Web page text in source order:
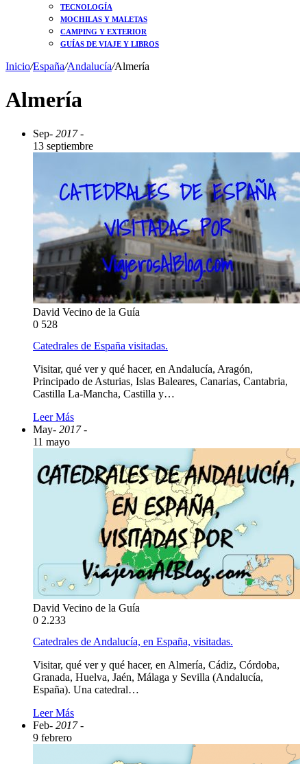
TECNOLOGÍA
MOCHILAS Y MALETAS
CAMPING Y EXTERIOR
GUÍAS DE VIAJE Y LIBROS
Inicio/España/Andalucía/Almería
Almería
Sep- 2017 -
13 septiembre
David Vecino de la Guía
0 528
Catedrales de España visitadas.
Visitar, qué ver y qué hacer, en Andalucía, Aragón,
Principado de Asturias, Islas Baleares, Canarias, Cantabria,
Castilla La-Mancha, Castilla y…
Leer Más
May- 2017 -
11 mayo
David Vecino de la Guía
0 2.233
Catedrales de Andalucía, en España, visitadas.
Visitar, qué ver y qué hacer, en Almería, Cádiz, Córdoba,
Granada, Huelva, Jaén, Málaga y Sevilla (Andalucía,
España). Una catedral…
Leer Más
Feb- 2017 -
9 febrero